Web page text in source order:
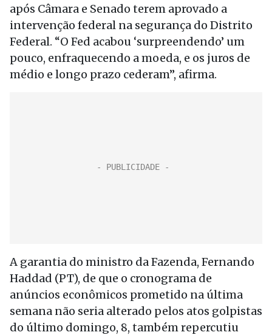
após Câmara e Senado terem aprovado a
intervenção federal na segurança do Distrito
Federal. “O Fed acabou ‘surpreendendo’ um
pouco, enfraquecendo a moeda, e os juros de
médio e longo prazo cederam”, afirma.
A garantia do ministro da Fazenda, Fernando
Haddad (PT), de que o cronograma de
anúncios econômicos prometido na última
semana não seria alterado pelos atos golpistas
do último domingo, 8, também repercutiu